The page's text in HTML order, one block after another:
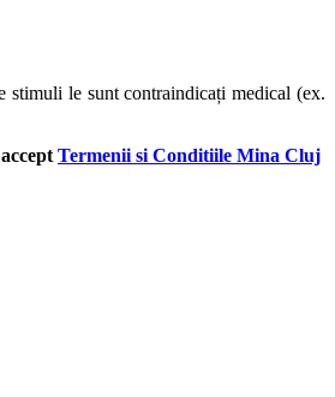
stimuli le sunt contraindicați medical (ex.
Termenii si Conditiile Mina Cluj